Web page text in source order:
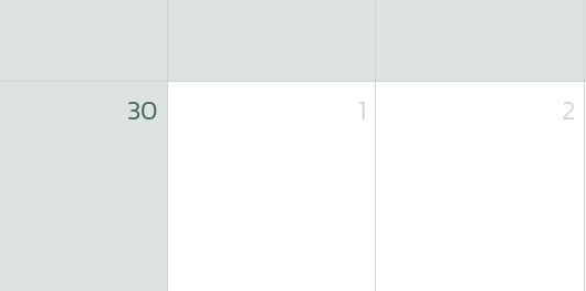
30 1 2